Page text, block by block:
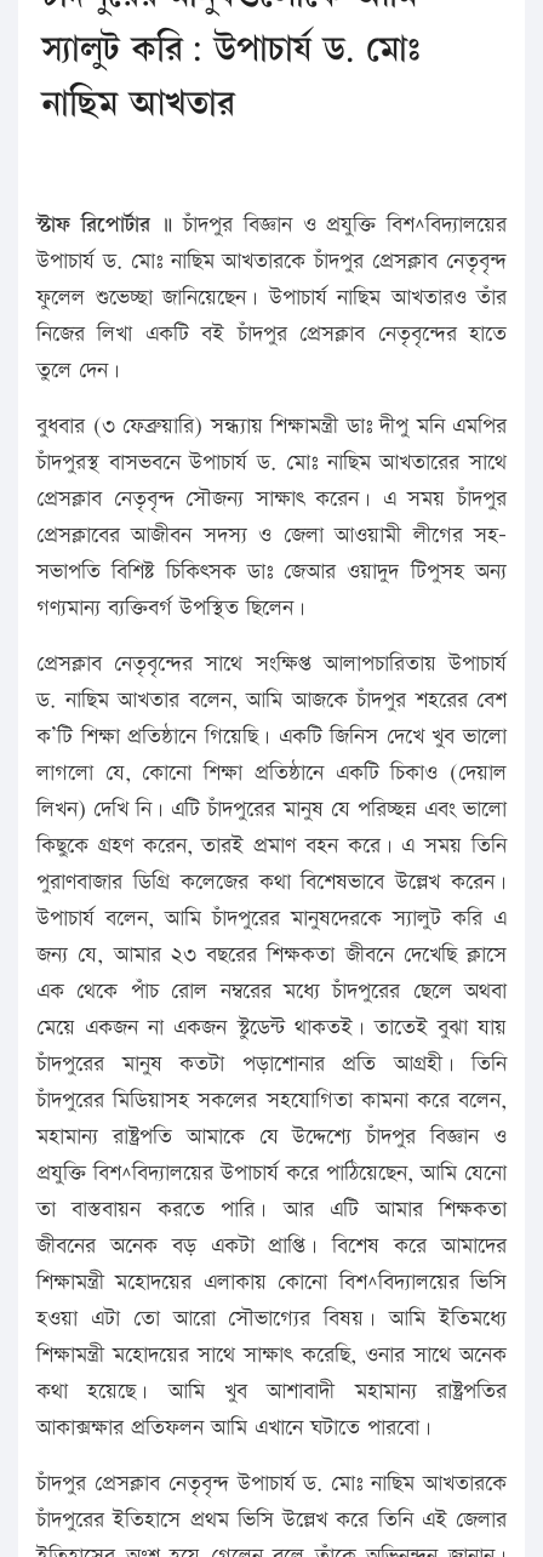
স্যালুট করি: উপাচার্য ড. মোঃ
নাছিম আখতার
স্টাফ রিপোর্টার ॥ চাঁদপুর বিজ্ঞান ও প্রযুক্তি বিশ^বিদ্যালয়ের
উপাচার্য ড. মোঃ নাছিম আখতারকে চাঁদপুর প্রেসক্লাব নেতৃবৃন্দ
ফুলেল শুভেচ্ছা জানিয়েছেন। উপাচার্য নাছিম আখতারও তাঁর
নিজের লিখা একটি বই চাঁদপুর প্রেসক্লাব নেতৃবৃন্দের হাতে
তুলে দেন।
বুধবার (৩ ফেব্রুয়ারি) সন্ধ্যায় শিক্ষামন্ত্রী ডাঃ দীপু মনি এমপির
চাঁদপুরস্থ বাসভবনে উপাচার্য ড. মোঃ নাছিম আখতারের সাথে
প্রেসক্লাব নেতৃবৃন্দ সৌজন্য সাক্ষাৎ করেন। এ সময় চাঁদপুর
প্রেসক্লাবের আজীবন সদস্য ও জেলা আওয়ামী লীগের সহ-
সভাপতি বিশিষ্ট চিকিৎসক ডাঃ জেআর ওয়াদুদ টিপুসহ অন্য
গণ্যমান্য ব্যক্তিবর্গ উপস্থিত ছিলেন।
প্রেসক্লাব নেতৃবৃন্দের সাথে সংক্ষিপ্ত আলাপচারিতায় উপাচার্য
ড. নাছিম আখতার বলেন, আমি আজকে চাঁদপুর শহরের বেশ
ক’টি শিক্ষা প্রতিষ্ঠানে গিয়েছি। একটি জিনিস দেখে খুব ভালো
লাগলো যে, কোনো শিক্ষা প্রতিষ্ঠানে একটি চিকাও (দেয়াল
লিখন) দেখি নি। এটি চাঁদপুরের মানুষ যে পরিচ্ছন্ন এবং ভালো
কিছুকে গ্রহণ করেন, তারই প্রমাণ বহন করে। এ সময় তিনি
পুরাণবাজার ডিগ্রি কলেজের কথা বিশেষভাবে উল্লেখ করেন।
উপাচার্য বলেন, আমি চাঁদপুরের মানুষদেরকে স্যালুট করি এ
জন্য যে, আমার ২৩ বছরের শিক্ষকতা জীবনে দেখেছি ক্লাসে
এক থেকে পাঁচ রোল নম্বরের মধ্যে চাঁদপুরের ছেলে অথবা
মেয়ে একজন না একজন স্টুডেন্ট থাকতই। তাতেই বুঝা যায়
চাঁদপুরের মানুষ কতটা পড়াশোনার প্রতি আগ্রহী। তিনি
চাঁদপুরের মিডিয়াসহ সকলের সহযোগিতা কামনা করে বলেন,
মহামান্য রাষ্ট্রপতি আমাকে যে উদ্দেশ্যে চাঁদপুর বিজ্ঞান ও
প্রযুক্তি বিশ^বিদ্যালয়ের উপাচার্য করে পাঠিয়েছেন, আমি যেনো
তা বাস্তবায়ন করতে পারি। আর এটি আমার শিক্ষকতা
জীবনের অনেক বড় একটা প্রাপ্তি। বিশেষ করে আমাদের
শিক্ষামন্ত্রী মহোদয়ের এলাকায় কোনো বিশ^বিদ্যালয়ের ভিসি
হওয়া এটা তো আরো সৌভাগ্যের বিষয়। আমি ইতিমধ্যে
শিক্ষামন্ত্রী মহোদয়ের সাথে সাক্ষাৎ করেছি, ওনার সাথে অনেক
কথা হয়েছে। আমি খুব আশাবাদী মহামান্য রাষ্ট্রপতির
আকাক্সক্ষার প্রতিফলন আমি এখানে ঘটাতে পারবো।
চাঁদপুর প্রেসক্লাব নেতৃবৃন্দ উপাচার্য ড. মোঃ নাছিম আখতারকে
চাঁদপুরের ইতিহাসে প্রথম ভিসি উল্লেখ করে তিনি এই জেলার